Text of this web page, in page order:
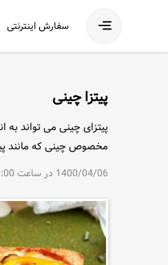
فهرست
سفارش اینترنتی
پیتزا چینی
1400/04/06 در ساعت 16:18:00
مخصوص چینی که مانند